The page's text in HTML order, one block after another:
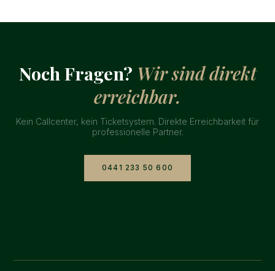
Noch Fragen? Wir sind direkt
erreichbar.
Kein Callcenter, kein Ticketsystem. Direkte Erreichbarkeit für
professionelle Partner.
0441 233 50 600